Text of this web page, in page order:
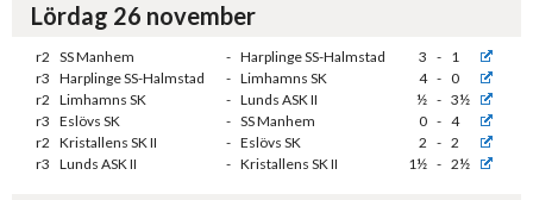
Lördag 26 november
r2 SS Manhem - Harplinge SS-Halmstad 3 - 1
r3 Harplinge SS-Halmstad - Limhamns SK 4 - 0
r2 Limhamns SK - Lunds ASK II ½ - 3½
r3 Eslövs SK - SS Manhem 0 - 4
r2 Kristallens SK II - Eslövs SK 2 - 2
r3 Lunds ASK II - Kristallens SK II 1½ - 2½